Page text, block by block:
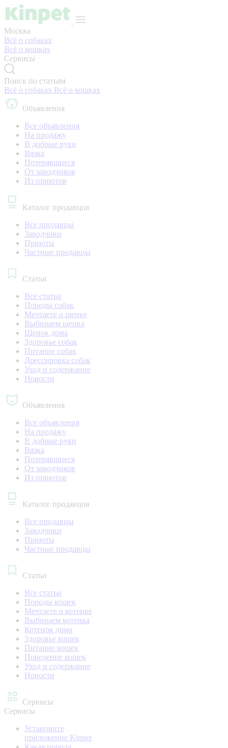
Москва
Всё о собаках
Всё о кошках
Сервисы
Поиск по статьям
Всё о собаках Всё о кошках
Объявления
Все объявления
На продажу
В добрые руки
Вязка
Потерявшиеся
От заводчиков
Из приютов
Каталог продавцов
Все продавцы
Заводчики
Приюты
Частные продавцы
Статьи
Все статьи
Породы собак
Мечтаете о щенке
Выбираем щенка
Щенок дома
Здоровье собак
Питание собак
Дрессировка собак
Уход и содержание
Новости
Объявления
Все объявления
На продажу
В добрые руки
Вязка
Потерявшиеся
От заводчиков
Из приютов
Каталог продавцов
Все продавцы
Заводчики
Приюты
Частные продавцы
Статьи
Все статьи
Породы кошек
Мечтаете о котенке
Выбираем котенка
Котенок дома
Здоровье кошек
Питание кошек
Поведение кошек
Уход и содержание
Новости
Сервисы
Сервисы
Установите
приложение Kinpet